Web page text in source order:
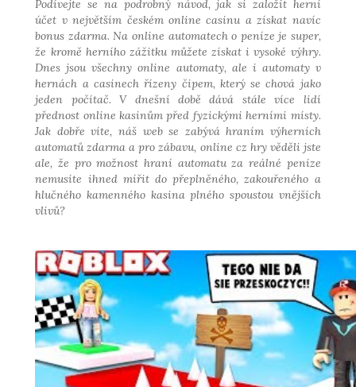
Podívejte se na podrobný návod, jak si založit herní
účet v největším českém online casinu a získat navíc
bonus zdarma. Na online automatech o peníze je super,
že kromě herního zážitku můžete získat i vysoké výhry.
Dnes jsou všechny online automaty, ale i automaty v
hernách a casinech řízeny čipem, který se chová jako
jeden počítač. V dnešní době dává stále více lidí
přednost online kasinům před fyzickými herními místy.
Jak dobře víte, náš web se zabývá hraním výherních
automatů zdarma a pro zábavu, online cz hry věděli jste
ale, že pro možnost hraní automatu za reálné peníze
nemusíte ihned mířit do přeplněného, zakouřeného a
hlučného kamenného kasina plného spoustou vnějších
vlivů?